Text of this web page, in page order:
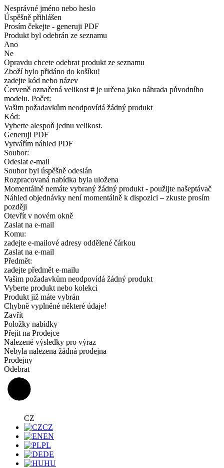
Nesprávné jméno nebo heslo
Úspěšně přihlášen
Prosím čekejte - generuji PDF
Produkt byl odebrán ze seznamu
Ano
Ne
Opravdu chcete odebrat produkt ze seznamu
Zboží bylo přidáno do košíku!
zadejte kód nebo název
Červeně označená velikost # je určena jako náhrada původního
modelu. Počet:
Vašim požadavkům neodpovídá žádný produkt
Kód:
Vyberte alespoň jednu velikost.
Generuji PDF
Vytvářím náhled PDF
Soubor:
Odeslat e-mail
Soubor byl úspěšně odeslán
Rozpracovaná nabídka byla uložena
Momentálně nemáte vybraný žádný produkt - použijte našeptávač
Náhled objednávky není momentálně k dispozici – zkuste prosím
později
Otevřít v novém okně
Zaslat na e-mail
Komu:
zadejte e-mailové adresy oddělené čárkou
Zaslat na e-mail
Předmět:
zadejte předmět e-mailu
Vašim požadavkům neodpovídá žádný produkt
Vyberte produkt nebo kolekci
Produkt již máte vybrán
Chybně vyplněné některé údaje!
Zavřít
Položky nabídky
Přejít na Prodejce
Nalezené výsledky pro výraz
Nebyla nalezena žádná prodejna
Prodejny
Odebrat
CZ
CZ
EN
PL
DE
HU